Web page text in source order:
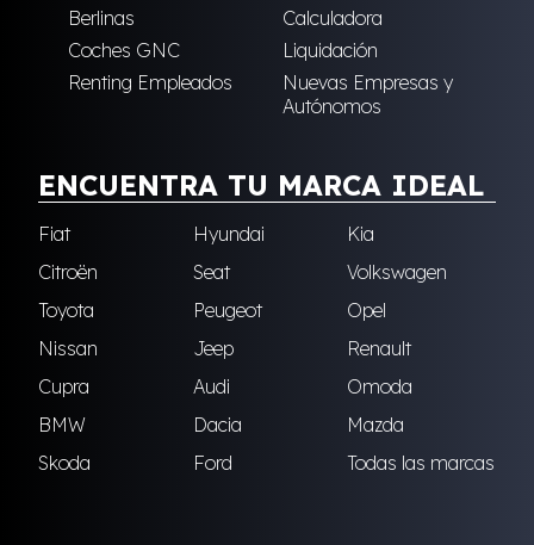
Berlinas
Calculadora
Coches GNC
Liquidación
Renting Empleados
Nuevas Empresas y
Autónomos
ENCUENTRA TU MARCA IDEAL
Fiat Hyundai
Kia
Citroën
Seat
Volkswagen
Toyota
Peugeot
Opel
Nissan
Jeep
Renault
Cupra
Audi
Omoda
BMW
Dacia
Mazda
Skoda
Ford Todas las marcas